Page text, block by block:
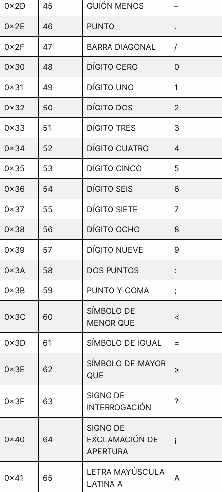
0x2D 45 GUIÓN MENOS –
0x2E 46 PUNTO .
0x2F 47 BARRA DIAGONAL /
0x30 48 DÍGITO CERO 0
0x31 49 DÍGITO UNO 1
0x32 50 DÍGITO DOS 2
0x33 51 DÍGITO TRES 3
0x34 52 DÍGITO CUATRO 4
0x35 53 DÍGITO CINCO 5
0x36 54 DÍGITO SEIS 6
0x37 55 DÍGITO SIETE 7
0x38 56 DÍGITO OCHO 8
0x39 57 DÍGITO NUEVE 9
0x3A 58 DOS PUNTOS :
0x3B 59 PUNTO Y COMA ;
0x3C 60
SÍMBOLO DE
MENOR QUE
<
0x3D 61 SÍMBOLO DE IGUAL =
0x3E 62
SÍMBOLO DE MAYOR
QUE
>
0x3F 63
SIGNO DE
INTERROGACIÓN
?
0x40 64
SIGNO DE
EXCLAMACIÓN DE
APERTURA
¡
0x41 65
LETRA MAYÚSCULA
LATINA A
A